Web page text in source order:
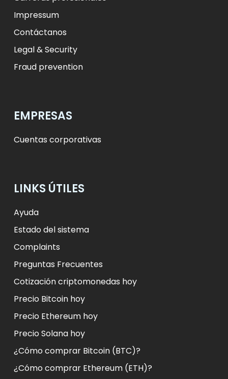
Impressum
Contáctanos
Legal & Security
Fraud prevention
EMPRESAS
Cuentas corporativas
LINKS ÚTILES
Ayuda
Estado del sistema
Complaints
Preguntas Frecuentes
Cotización criptomonedas hoy
Precio Bitcoin hoy
Precio Ethereum hoy
Precio Solana hoy
¿Cómo comprar Bitcoin (BTC)?
¿Cómo comprar Ethereum (ETH)?